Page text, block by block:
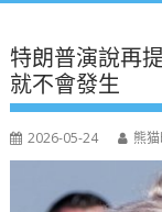
t
特朗普演說再
就不會發生
2026-05-24 熊